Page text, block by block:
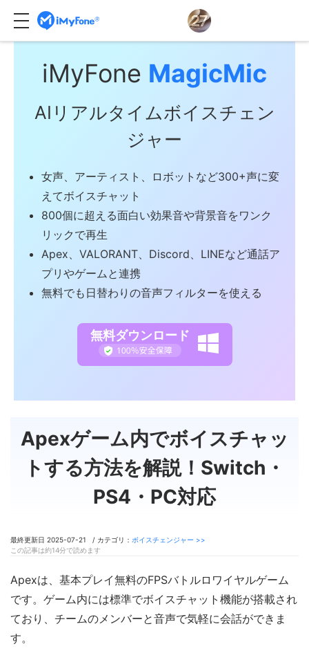
iMyFone MagicMic
AIリアルタイムボイスチェン
ジャー
女声、アーティスト、ロボットなど300+声に変
えてボイスチャット
800個に超える面白い効果音や背景音をワンク
リックで再生
Apex、VALORANT、Discord、LINEなど通話ア
プリやゲームと連携
無料でも日替わりの音声フィルターを使える
無料ダウンロード
Apexゲーム内でボイスチャッ
トする方法を解説！Switch・
PS4・PC対応
最終更新日 2025-07-21 / カテゴリ： ボイスチェンジャー >>
この記事は約14分で読めます
Apexは、基本プレイ無料のFPSバトルロワイヤルゲーム
です。ゲーム内には標準でボイスチャット機能が搭載され
ており、チームのメンバーと音声で気軽に会話ができま
す。